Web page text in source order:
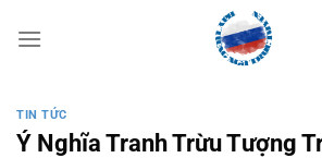
qua
TIN TỨC
Ý Nghĩa Tranh Trừu Tượng